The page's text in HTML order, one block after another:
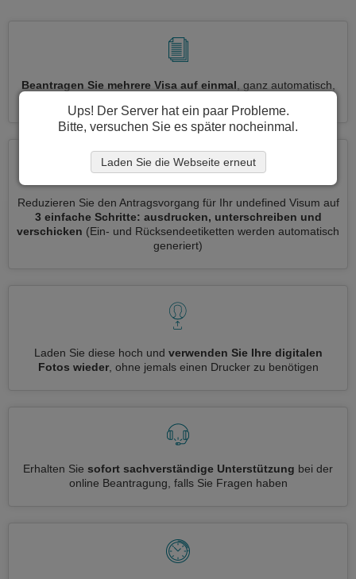
Beantragen Sie mehrere Visa auf einmal , ganz automatisch,
Reduzieren Sie den Antragsvorgang für Ihr undefined Visum auf
3 einfache Schritte: ausdrucken, unterschreiben und
verschicken (Ein- und Rücksendeetiketten werden automatisch
generiert)
Laden Sie diese hoch und verwenden Sie Ihre digitalen
Fotos wieder, ohne jemals einen Drucker zu benötigen
Erhalten Sie sofort sachverständige Unterstützung bei der
online Beantragung, falls Sie Fragen haben
Ups! Der Server hat ein paar Probleme.
Bitte, versuchen Sie es später nocheinmal.
Laden Sie die Webseite erneut